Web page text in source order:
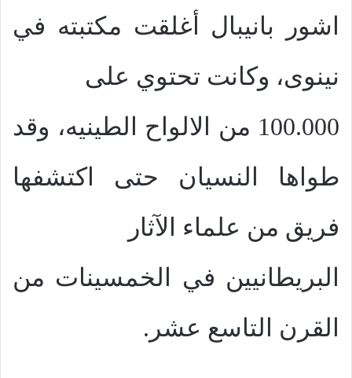
اشور بانيبال أغلقت مكتبته في
نينوى، وكانت تحتوي على
100.000 من الالواح الطينيه، وقد
طواها النسيان حتى اكتشفها
فريق من علماء الآثار
البريطانيين في الخمسينات من
القرن التاسع عشر.